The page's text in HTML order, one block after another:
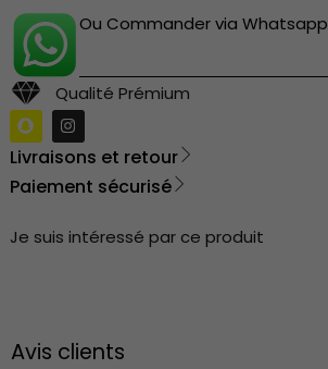
Ou Commander via Whatsapp
Qualité Prémium
Livraisons et retour
Paiement sécurisé
Je suis intéressé par ce produit
Avis clients